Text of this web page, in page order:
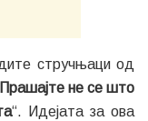
стручњаци од
Прашајте не се што
“. Идејата за ова